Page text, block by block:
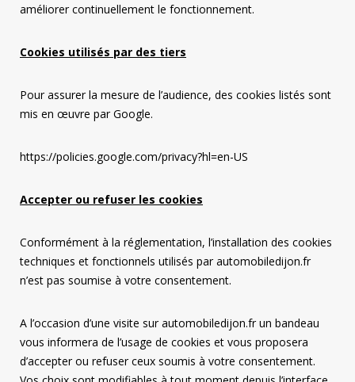
améliorer continuellement le fonctionnement.
Cookies utilisés par des tiers
Pour assurer la mesure de l’audience, des cookies listés sont
mis en œuvre par Google.
https://policies.google.com/privacy?hl=en-US
Accepter ou refuser les cookies
Conformément à la réglementation, l’installation des cookies
techniques et fonctionnels utilisés par automobiledijon.fr
n’est pas soumise à votre consentement.
A l’occasion d’une visite sur automobiledijon.fr un bandeau
vous informera de l’usage de cookies et vous proposera
d’accepter ou refuser ceux soumis à votre consentement.